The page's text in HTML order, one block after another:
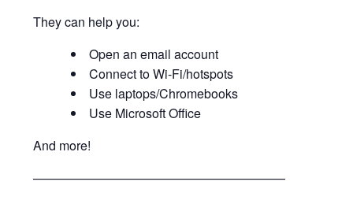
They can help you:
Open an email account
Connect to Wi-Fi/hotspots
Use laptops/Chromebooks
Use Microsoft Office
And more!
————————————————————